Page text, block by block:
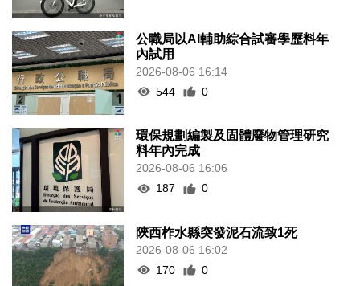
公職局以AI輔助綜合試審學歷料年
內試用
2026-08-06 16:14
544
0
環保規劃編製及固體廢物管理研究
料年內完成
2026-08-06 16:06
187
0
陝西柞水縣突發泥石流致1死
2026-08-06 16:02
170
0